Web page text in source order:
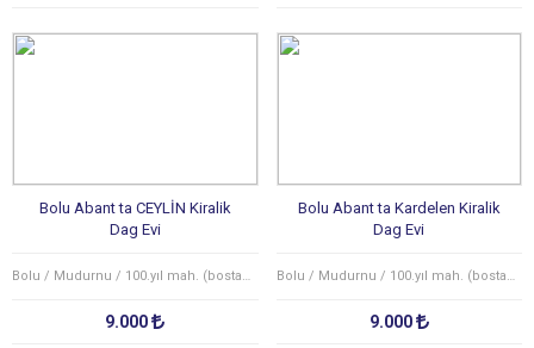
Bolu Abant ta CEYLİN Kiralik
Dag Evi
Bolu / Mudurnu / 100.yıl mah. (bostancılar köyü)
9.000
Bolu Abant ta Kardelen Kiralik
Dag Evi
Bolu / Mudurnu / 100.yıl mah. (bostancılar köyü)
9.000